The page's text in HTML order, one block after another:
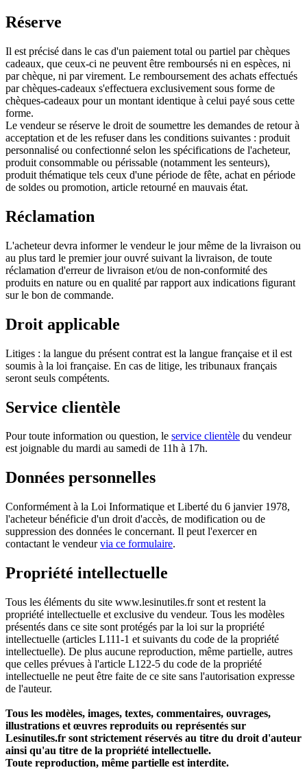
Réserve
Il est précisé dans le cas d'un paiement total ou partiel par chèques
cadeaux, que ceux-ci ne peuvent être remboursés ni en espèces, ni
par chèque, ni par virement. Le remboursement des achats effectués
par chèques-cadeaux s'effectuera exclusivement sous forme de
chèques-cadeaux pour un montant identique à celui payé sous cette
forme.
Le vendeur se réserve le droit de soumettre les demandes de retour à
acceptation et de les refuser dans les conditions suivantes : produit
personnalisé ou confectionné selon les spécifications de l'acheteur,
produit consommable ou périssable (notamment les senteurs),
produit thématique tels ceux d'une période de fête, achat en période
de soldes ou promotion, article retourné en mauvais état.
Réclamation
L'acheteur devra informer le vendeur le jour même de la livraison ou
au plus tard le premier jour ouvré suivant la livraison, de toute
réclamation d'erreur de livraison et/ou de non-conformité des
produits en nature ou en qualité par rapport aux indications figurant
sur le bon de commande.
Droit applicable
Litiges : la langue du présent contrat est la langue française et il est
soumis à la loi française. En cas de litige, les tribunaux français
seront seuls compétents.
Service clientèle
Pour toute information ou question, le service clientèle du vendeur
est joignable du mardi au samedi de 11h à 17h.
Données personnelles
Conformément à la Loi Informatique et Liberté du 6 janvier 1978,
l'acheteur bénéficie d'un droit d'accès, de modification ou de
suppression des données le concernant. Il peut l'exercer en
contactant le vendeurvia ce formulaire.
Propriété intellectuelle
Tous les éléments du site www.lesinutiles.fr sont et restent la
propriété intellectuelle et exclusive du vendeur. Tous les modèles
présentés dans ce site sont protégés par la loi sur la propriété
intellectuelle (articles L111-1 et suivants du code de la propriété
intellectuelle). De plus aucune reproduction, même partielle, autres
que celles prévues à l'article L122-5 du code de la propriété
intellectuelle ne peut être faite de ce site sans l'autorisation expresse
de l'auteur.
Tous les modèles, images, textes, commentaires, ouvrages,
illustrations et œuvres reproduits ou représentés sur
Lesinutiles.fr sont strictement réservés au titre du droit d'auteur
ainsi qu'au titre de la propriété intellectuelle.
Toute reproduction, même partielle est interdite.